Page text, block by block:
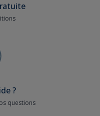
?
questions